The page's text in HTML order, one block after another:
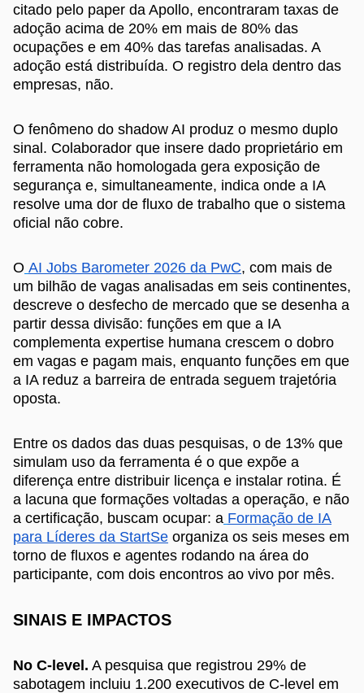
citado pelo paper da Apollo, encontraram taxas de
adoção acima de 20% em mais de 80% das
ocupações e em 40% das tarefas analisadas. A
adoção está distribuída. O registro dela dentro das
empresas, não.
O fenômeno do shadow AI produz o mesmo duplo
sinal. Colaborador que insere dado proprietário em
ferramenta não homologada gera exposição de
segurança e, simultaneamente, indica onde a IA
resolve uma dor de fluxo de trabalho que o sistema
oficial não cobre.
O AI Jobs Barometer 2026 da PwC, com mais de
um bilhão de vagas analisadas em seis continentes,
descreve o desfecho de mercado que se desenha a
partir dessa divisão: funções em que a IA
complementa expertise humana crescem o dobro
em vagas e pagam mais, enquanto funções em que
a IA reduz a barreira de entrada seguem trajetória
oposta.
Entre os dados das duas pesquisas, o de 13% que
simulam uso da ferramenta é o que expõe a
diferença entre distribuir licença e instalar rotina. É
a lacuna que formações voltadas a operação, e não
a certificação, buscam ocupar: a Formação de IA
para Líderes da StartSe organiza os seis meses em
torno de fluxos e agentes rodando na área do
participante, com dois encontros ao vivo por mês.
SINAIS E IMPACTOS
No C-level. A pesquisa que registrou 29% de
sabotagem incluiu 1.200 executivos de C-level em